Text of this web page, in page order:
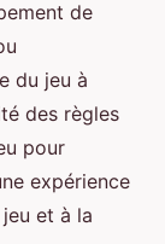
de
du jeu à
des règles
pour
expérience
et à la